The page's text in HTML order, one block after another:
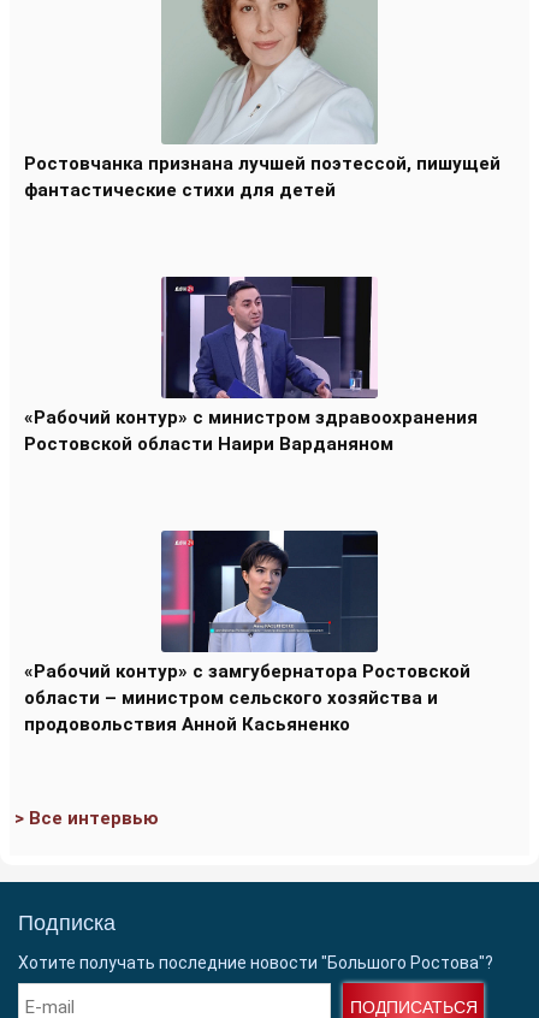
Ростовчанка признана лучшей поэтессой, пишущей
фантастические стихи для детей
«Рабочий контур» с министром здравоохранения
Ростовской области Наири Варданяном
«Рабочий контур» с замгубернатора Ростовской
области – министром сельского хозяйства и
продовольствия Анной Касьяненко
> Все интервью
Подписка
Хотите получать последние новости "Большого Ростова"?
ПОДПИСАТЬСЯ